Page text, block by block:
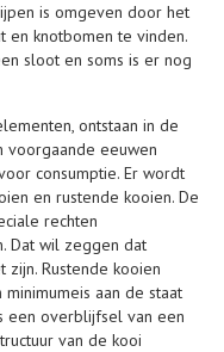
is omgeven door het
en knotbomen te vinden.
sloot en soms is er nog
ontstaan in de
voorgaande eeuwen
consumptie. Er wordt
en rustende kooien. De
rechten
Dat wil zeggen dat
Rustende kooien
aan de staat
een overblijfsel van een
van de kooi